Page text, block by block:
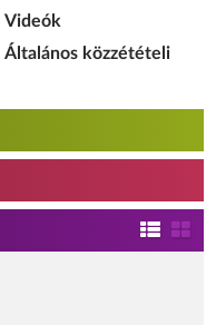
Videók
Általános közzétételi